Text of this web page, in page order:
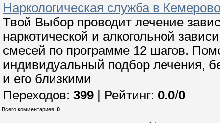
Наркологическая служба в
Твой Выбор проводит лечение
наркотической и алкогольной
смесей по программе 12 шагов.
индивидуальный подбор лечения,
и его близкими
Переходов: 399 | Рейтинг: 0.0/0
Всего комментариев: 0